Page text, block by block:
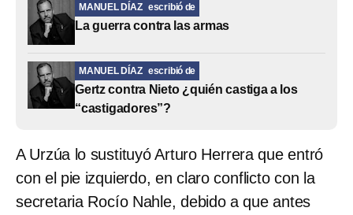
MANUEL DÍAZ escribió de
La guerra contra las armas
MANUEL DÍAZ escribió de
Gertz contra Nieto ¿quién castiga a los
“castigadores”?
A Urzúa lo sustituyó Arturo Herrera que entró
con el pie izquierdo, en claro conflicto con la
secretaria Rocío Nahle, debido a que antes